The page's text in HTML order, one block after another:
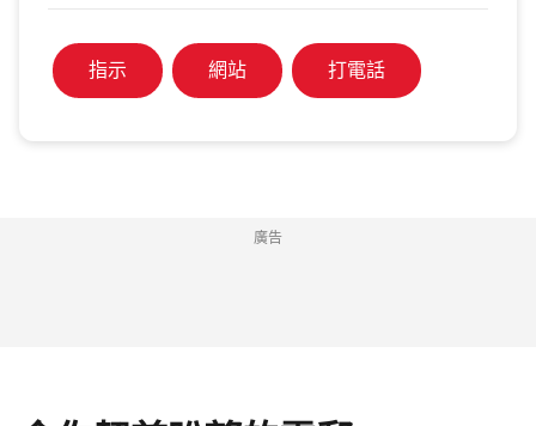
指示 網站 打電話
廣告